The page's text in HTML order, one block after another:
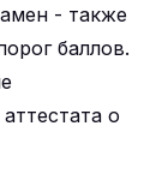
- также
баллов.
о